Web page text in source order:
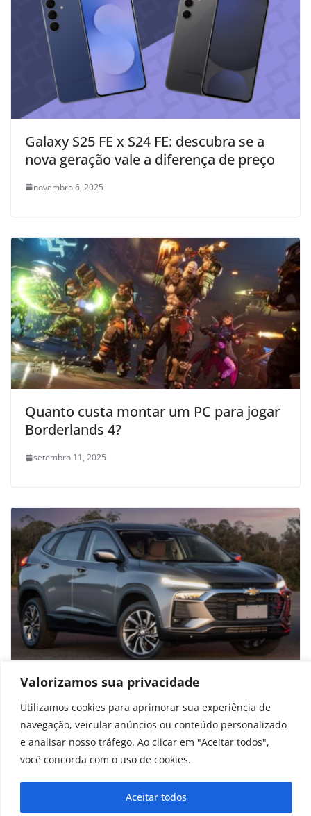
Valorizamos sua privacidade
Utilizamos cookies para aprimorar sua experiência de
navegação, veicular anúncios ou conteúdo personalizado
e analisar nosso tráfego. Ao clicar em "Aceitar todos",
você concorda com o uso de cookies.
Aceitar todos
Galaxy S25 FE x S24 FE: descubra se a
nova geração vale a diferença de preço
novembro 6, 2025
Quanto custa montar um PC para jogar
Borderlands 4?
setembro 11, 2025
Chevrolet derruba preço do Tracker
Premier 2026 e oferece bônus no usado
novembro 14, 2025